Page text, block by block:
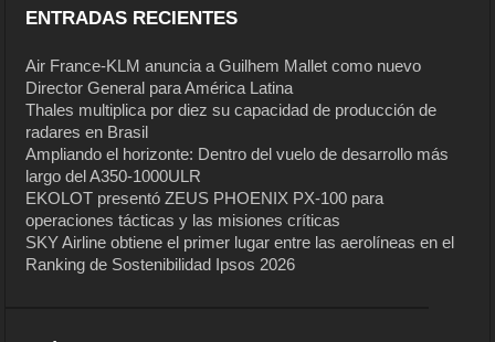
ENTRADAS RECIENTES
Air France-KLM anuncia a Guilhem Mallet como nuevo
Director General para América Latina
Thales multiplica por diez su capacidad de producción de
radares en Brasil
Ampliando el horizonte: Dentro del vuelo de desarrollo más
largo del A350-1000ULR
EKOLOT presentó ZEUS PHOENIX PX-100 para
operaciones tácticas y las misiones críticas
SKY Airline obtiene el primer lugar entre las aerolíneas en el
Ranking de Sostenibilidad Ipsos 2026